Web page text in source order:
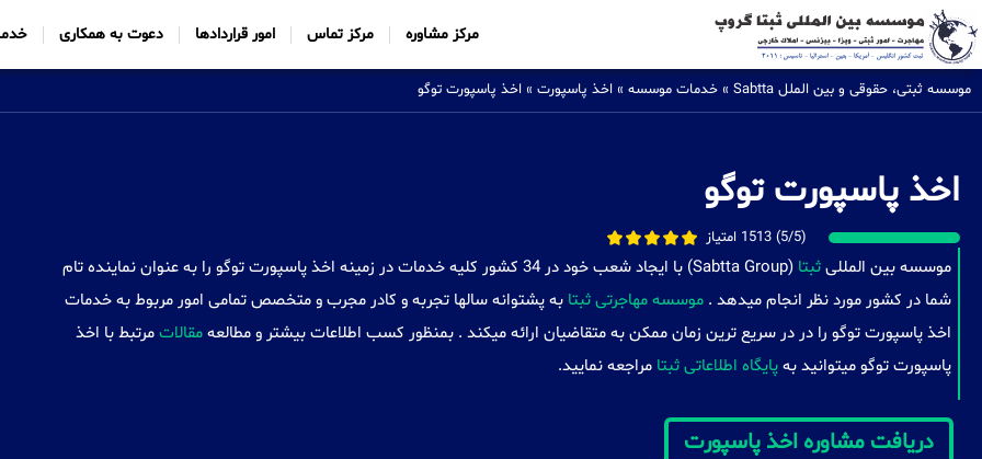
مرکز مشاوره مرکز تماس امور قراردادها دعوت به همکاری
موسسه ثبتی، حقوقی و بین الملل Sabtta » خدمات موسسه » اخذ پاسپورت » اخذ پاسپورت توگو
اخذ پاسپورت توگو
(5/5) 1513 امتیاز
موسسه بین المللیثبتا
(Sabtta Group) با ایجاد شعب خود در 34 کشور کلیه خدمات در زمینه اخذ پاسپورت توگو را به عنوان نماینده تام
شما در کشور مورد نظر انجام میدهد . موسسه مهاجرتی ثبتا به پشتوانه سالها تجربه و کادر مجرب و متخصص تمامی امور مربوط به خدمات
اخذ پاسپورت توگو را در در سریع ترین زمان ممکن به متقاضیان ارائه میکند . بمنظور کسب اطلاعات بیشتر و مطالعهمقالاتمرتبط با اخذ
پاسپورت توگو میتوانید بهپایگاه اطلاعاتی ثبتا مراجعه نمایید.
دریافت مشاوره اخذ پاسپورت